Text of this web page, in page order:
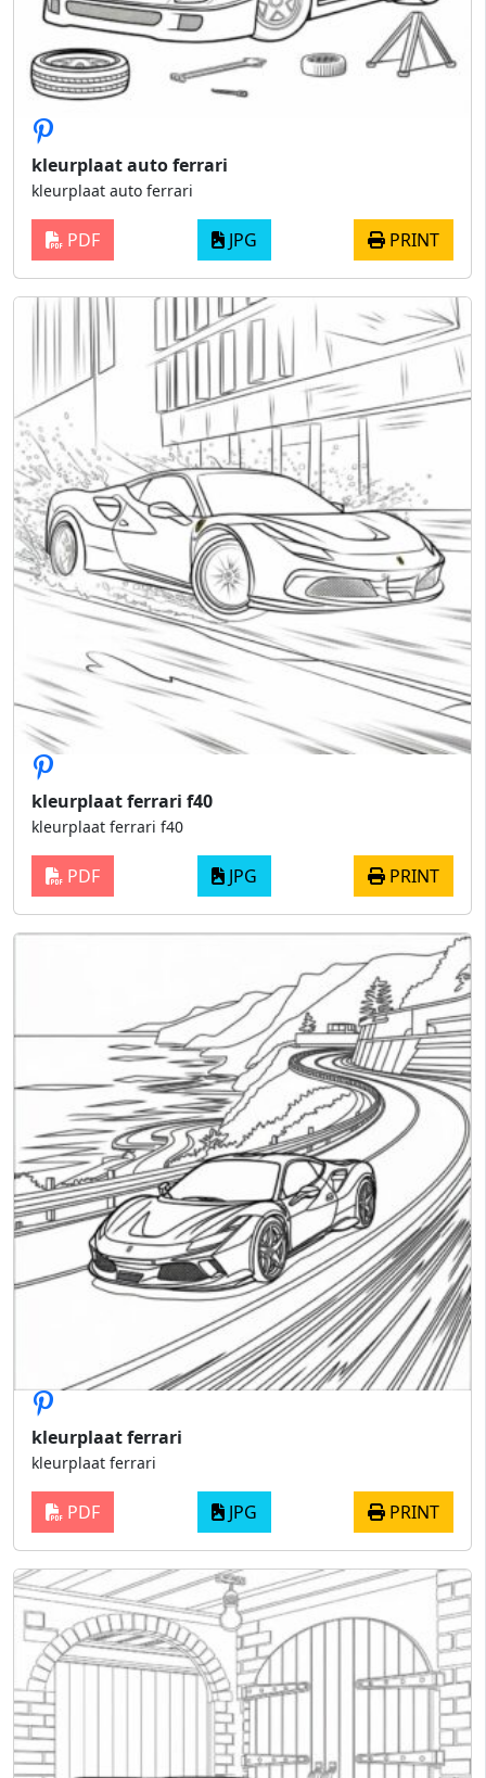
kleurplaat auto ferrari
kleurplaat auto ferrari
PDF JPG PRINT
kleurplaat ferrari f40
kleurplaat ferrari f40
PDF JPG PRINT
kleurplaat ferrari
kleurplaat ferrari
PDF JPG PRINT